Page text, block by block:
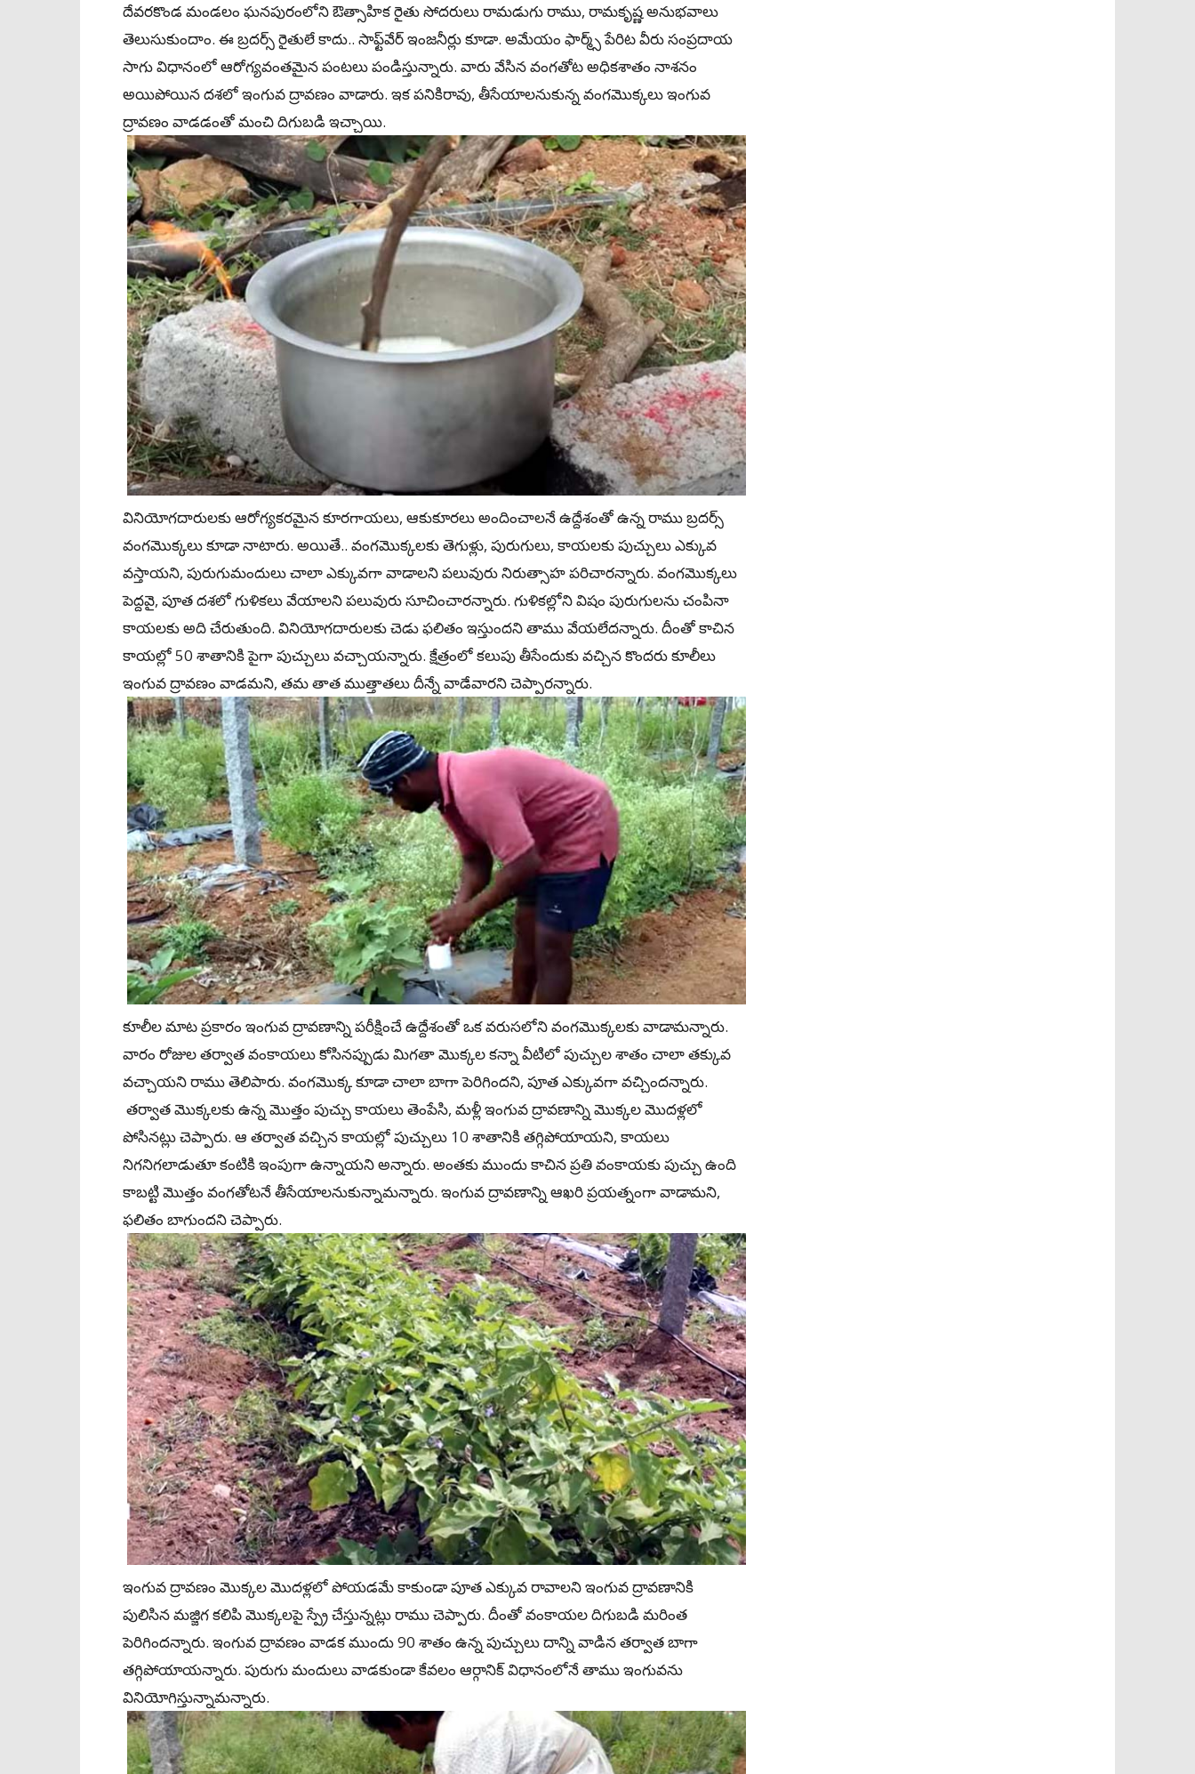
దేవరకొండ మండలం ఘనపురంలోని ఔత్సాహిక రైతు సోదరులు రామడుగు రాము, రామకృష్ణ అనుభవాలు
తెలుసుకుందాం. ఈ బ్రదర్స్‌ రైతులే కాదు.. సాఫ్ట్‌వేర్ ఇంజనీర్లు కూడా. అమేయం ఫార్మ్స్‌ పేరిట వీరు సంప్రదాయ
సాగు విధానంలో ఆరోగ్యవంతమైన పంటలు పండిస్తున్నారు. వారు వేసిన వంగతోట అధికశాతం నాశనం
అయిపోయిన దశలో ఇంగువ ద్రావణం వాడారు. ఇక పనికిరావు, తీసేయాలనుకున్న వంగమొక్కలు ఇంగువ
ద్రావణం వాడడంతో మంచి దిగుబడి ఇచ్చాయి.
వినియోగదారులకు ఆరోగ్యకరమైన కూరగాయలు, ఆకుకూరలు అందించాలనే ఉద్దేశంతో ఉన్న రాము బ్రదర్స్‌
వంగమొక్కలు కూడా నాటారు. అయితే.. వంగమొక్కలకు తెగుళ్లు, పురుగులు, కాయలకు పుచ్చులు ఎక్కువ
వస్తాయని, పురుగుమందులు చాలా ఎక్కువగా వాడాలని పలువురు నిరుత్సాహ పరిచారన్నారు. వంగమొక్కలు
పెద్దవై, పూత దశలో గుళికలు వేయాలని పలువురు సూచించారన్నారు. గుళికల్లోని విషం పురుగులను చంపినా
కాయలకు అది చేరుతుంది. వినియోగదారులకు చెడు ఫలితం ఇస్తుందని తాము వేయలేదన్నారు. దీంతో కాచిన
కాయల్లో 50 శాతానికి పైగా పుచ్చులు వచ్చాయన్నారు. క్షేత్రంలో కలుపు తీసేందుకు వచ్చిన కొందరు కూలీలు
ఇంగువ ద్రావణం వాడమని, తమ తాత ముత్తాతలు దీన్నే వాడేవారని చెప్పారన్నారు.
కూలీల మాట ప్రకారం ఇంగువ ద్రావణాన్ని పరీక్షించే ఉద్దేశంతో ఒక వరుసలోని వంగమొక్కలకు వాడామన్నారు.
వారం రోజుల తర్వాత వంకాయలు కోసినప్పుడు మిగతా మొక్కల కన్నా వీటిలో పుచ్చుల శాతం చాలా తక్కువ
వచ్చాయని రాము తెలిపారు. వంగమొక్క కూడా చాలా బాగా పెరిగిందని, పూత ఎక్కువగా వచ్చిందన్నారు.
తర్వాత మొక్కలకు ఉన్న మొత్తం పుచ్చు కాయలు తెంపేసి, మళ్లీ ఇంగువ ద్రావణాన్ని మొక్కల మొదళ్లలో
పోసినట్లు చెప్పారు. ఆ తర్వాత వచ్చిన కాయల్లో పుచ్చులు 10 శాతానికి తగ్గిపోయాయని, కాయలు
నిగనిగలాడుతూ కంటికి ఇంపుగా ఉన్నాయని అన్నారు. అంతకు ముందు కాచిన ప్రతి వంకాయకు పుచ్చు ఉంది
కాబట్టి మొత్తం వంగతోటనే తీసేయాలనుకున్నామన్నారు. ఇంగువ ద్రావణాన్ని ఆఖరి ప్రయత్నంగా వాడామని,
ఫలితం బాగుందని చెప్పారు.
ఇంగువ ద్రావణం మొక్కల మొదళ్లలో పోయడమే కాకుండా పూత ఎక్కువ రావాలని ఇంగువ ద్రావణానికి
పులిసిన మజ్జిగ కలిపి మొక్కలపై స్ప్రే చేస్తున్నట్లు రాము చెప్పారు. దీంతో వంకాయల దిగుబడి మరింత
పెరిగిందన్నారు. ఇంగువ ద్రావణం వాడక ముందు 90 శాతం ఉన్న పుచ్చులు దాన్ని వాడిన తర్వాత బాగా
తగ్గిపోయాయన్నారు. పురుగు మందులు వాడకుండా కేవలం ఆర్గానిక్ విధానంలోనే తాము ఇంగువను
వినియోగిస్తున్నామన్నారు.